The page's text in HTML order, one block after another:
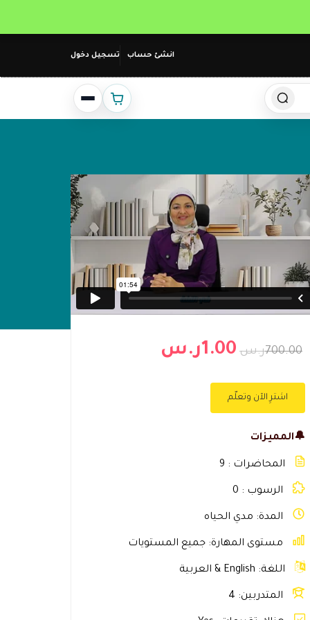
انشئ حساب تسجيل دخول
700.00ر.س 1.00ر.س
اشترِ الآن وتعلّم
🔔المميزات
المحاضرات 9
الرسوب 0
المدة مدي الحياه
مستوى المهارة جميع المستويات
اللغة English & العربية
المتدربين 4